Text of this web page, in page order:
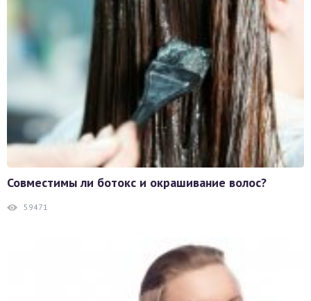
Совместимы ли ботокс и окрашивание волос?
59471